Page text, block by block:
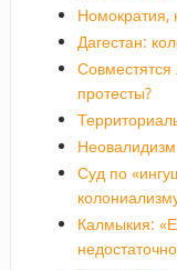
Номократия,
Дагестан:
Совместятся
протесты?
Суд по
Калмыкия: